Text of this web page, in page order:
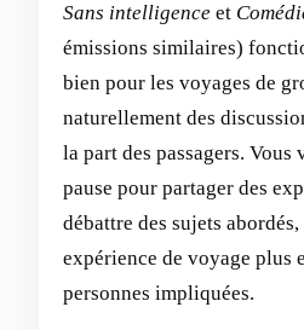
Sans intelligence et
émissions similaires)
bien pour les voyages de
naturellement des
la part des passagers.
pause pour partager des
débattre des sujets
expérience de voyage plus
personnes impliquées.